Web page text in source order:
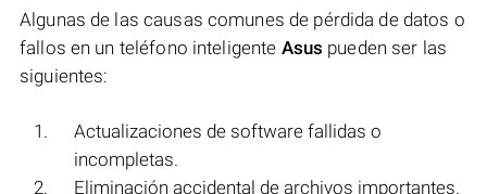
Algunas de las causas comunes de pérdida de datos o
fallos en un teléfono inteligente Asus pueden ser las
siguientes:
Actualizaciones de software fallidas o
incompletas.
Eliminación accidental de archivos importantes.